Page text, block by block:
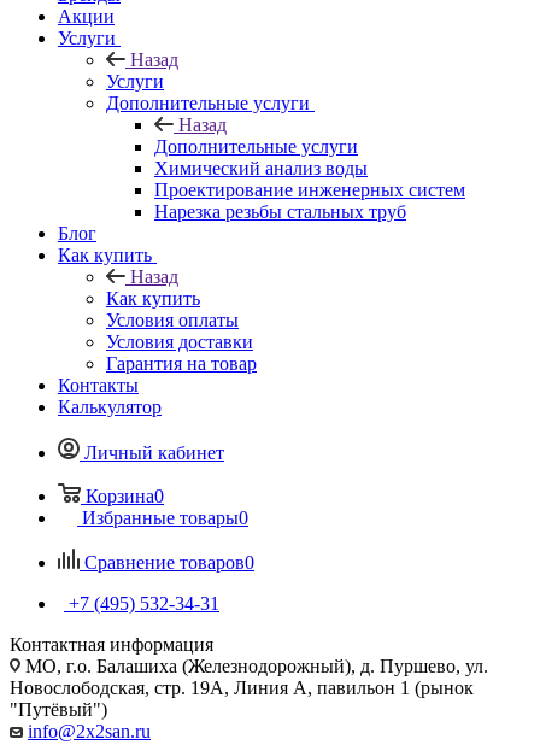
Акции
Услуги
Назад
Услуги
Дополнительные услуги
Назад
Дополнительные услуги
Химический анализ воды
Проектирование инженерных систем
Нарезка резьбы стальных труб
Блог
Как купить
Назад
Как купить
Условия оплаты
Условия доставки
Гарантия на товар
Контакты
Калькулятор
Личный кабинет
Корзина0
Избранные товары0
Сравнение товаров0
+7 (495) 532‑34‑31
Контактная информация
МО, г.о. Балашиха (Железнодорожный), д. Пуршево, ул.
Новослободская, стр. 19А, Линия А, павильон 1 (рынок
"Путёвый")
info@2x2san.ru